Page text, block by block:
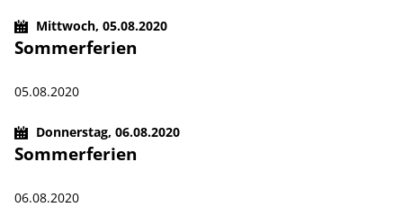
Mittwoch,05.08.2020
Sommerferien
05.08.2020
Donnerstag,06.08.2020
Sommerferien
06.08.2020